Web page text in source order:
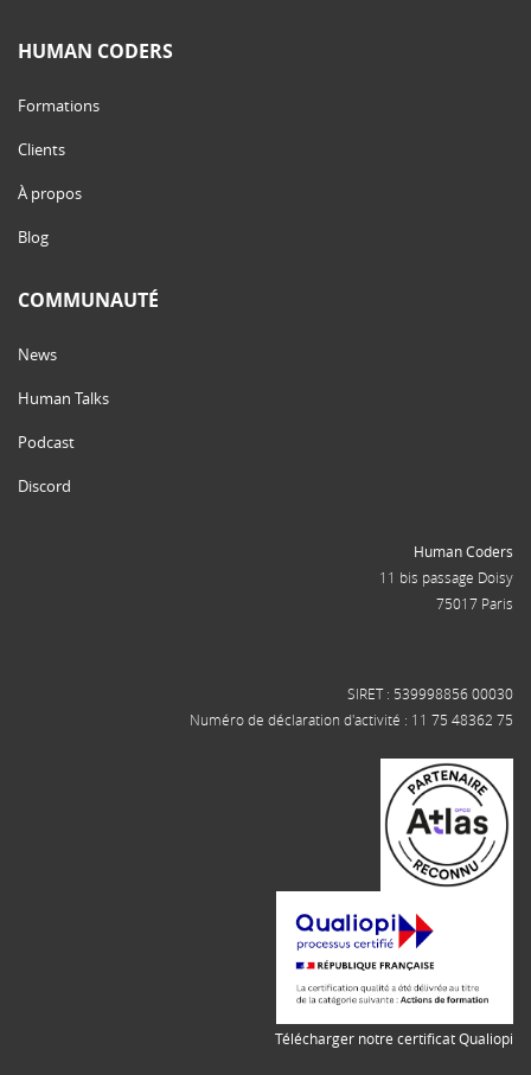
HUMAN CODERS
Formations
Clients
À propos
Blog
COMMUNAUTÉ
News
Human Talks
Podcast
Discord
Human Coders
11 bis passage Doisy
75017 Paris
SIRET : 539998856 00030
Numéro de déclaration d'activité : 11 75 48362 75
Télécharger notre certificat Qualiopi